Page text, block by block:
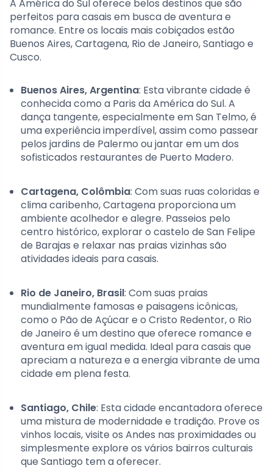
A América do Sul oferece belos destinos que são
perfeitos para casais em busca de aventura e
romance. Entre os locais mais cobiçados estão
Buenos Aires, Cartagena, Rio de Janeiro, Santiago e
Cusco.
Buenos Aires, Argentina: Esta vibrante cidade é
conhecida como a Paris da América do Sul. A
dança tangente, especialmente em San Telmo, é
uma experiência imperdível, assim como passear
pelos jardins de Palermo ou jantar em um dos
sofisticados restaurantes de Puerto Madero.
Cartagena, Colômbia: Com suas ruas coloridas e
clima caribenho, Cartagena proporciona um
ambiente acolhedor e alegre. Passeios pelo
centro histórico, explorar o castelo de San Felipe
de Barajas e relaxar nas praias vizinhas são
atividades ideais para casais.
Rio de Janeiro, Brasil: Com suas praias
mundialmente famosas e paisagens icônicas,
como o Pão de Açúcar e o Cristo Redentor, o Rio
de Janeiro é um destino que oferece romance e
aventura em igual medida. Ideal para casais que
apreciam a natureza e a energia vibrante de uma
cidade em plena festa.
Santiago, Chile: Esta cidade encantadora oferece
uma mistura de modernidade e tradição. Prove os
vinhos locais, visite os Andes nas proximidades ou
simplesmente explore os vários bairros culturais
que Santiago tem a oferecer.